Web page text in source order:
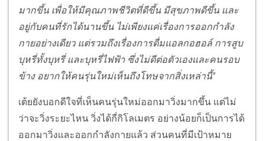
มากขึ้น เพื่อให้มีคุณภาพชีวิตที่ดีขึ้น มีสุขภาพดีขึ้น และ
อยู่กับคนที่รักได้นานขึ้น ไม่เพียงแค่เรื่องการออกกำลัง
กายอย่างเดียว แต่รวมถึงเรื่องการดื่มแอลกอฮอล์ การสูบ
บุหรี่ทั้งบุหรี่ และบุหรี่ไฟฟ้า ซึ่งไม่ดีต่อตัวเองและคนรอบ
ข้าง อยากให้คนรุ่นใหม่เห็นถึงโทษจากสิ่งเหล่านี้"
เต้ยยังบอกดีใจที่เห็นคนรุ่นใหม่ออกมาวิ่งมากขึ้น แต่ไม่
ว่าจะวิ่งระยะไหน วิ่งได้กี่กิโลเมตร อย่างน้อยก็เป็นการได้
ออกมาวิ่งและออกกำลังกายแล้ว ส่วนคนที่มีเป้าหมาย